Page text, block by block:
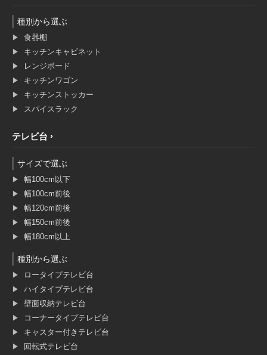
種別から選ぶ
食器棚
キッチンキャビネット
レンジボード
キッチンワゴン
キッチンストッカー
スパイスラック
テレビ台
サイズで選ぶ
幅100cm以下
幅100cm前後
幅120cm前後
幅150cm前後
幅180cm以上
種別から選ぶ
ロータイプテレビ台
ハイタイプテレビ台
壁面収納テレビ台
コーナータイプテレビ台
キャスター付きテレビ台
回転式テレビ台